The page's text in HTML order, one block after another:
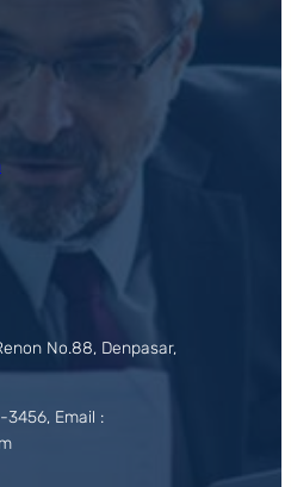
No.88, Denpasar,
3456, Email :